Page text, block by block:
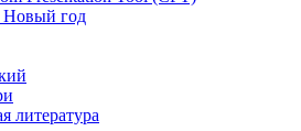
Новый год
литература